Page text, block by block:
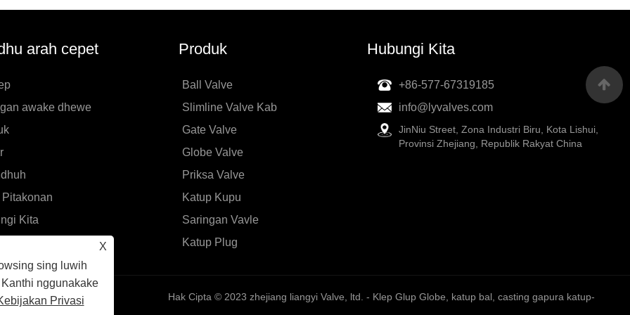
X
sing luwih
nggunakake
Privasi
arah cepet
awake dhewe
Pitakonan
Kita
Produk
Ball Valve
Slimline Valve Kab
Gate Valve
Globe Valve
Priksa Valve
Katup Kupu
Saringan Vavle
Katup Plug
Hubungi Kita
+86-577-67319185
info@lyvalves.com
JinNiu Street, Zona Industri Biru, Kota Lishui,
Provinsi Zhejiang, Republik Rakyat China
Hak Cipta © 2023 zhejiang liangyi Valve, ltd. - Klep Glup Globe, katup bal, casting gapura katup-